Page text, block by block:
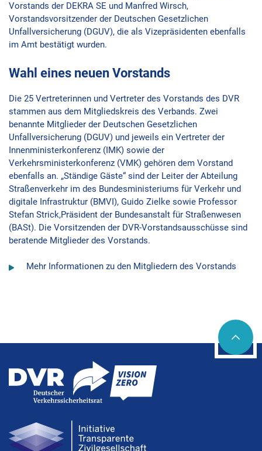
Vorstands der DEKRA SE und Manfred Wirsch,
Vorstandsvorsitzender der Deutschen Gesetzlichen
Unfallversicherung (DGUV), die als Vizepräsidenten ebenfalls
im Amt bestätigt wurden.
Wahl eines neuen Vorstands
Die 25 Vertreterinnen und Vertreter des Vorstands des DVR
stammen aus dem Mitgliedskreis des Verbands. Zwei
benannte Mitglieder der Deutschen Gesetzlichen
Unfallversicherung (DGUV) und jeweils ein Vertreter der
Innenministerkonferenz (IMK) sowie der
Verkehrsministerkonferenz (VMK) gehören dem Vorstand
ebenfalls an. „Ständige Gäste“ sind der Leiter der Abteilung
Straßenverkehr im des Bundesministeriums für Verkehr und
digitale Infrastruktur (BMVI), Guido Zielke sowie Professor
Stefan Strick,Präsident der Bundesanstalt für Straßenwesen
(BASt). Die Vorsitzenden der DVR-Vorstandsausschüsse sind
beratende Mitglieder des Vorstands.
Mehr Informationen zu den Mitgliedern des Vorstands